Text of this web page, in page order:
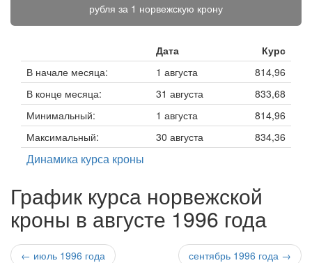
рубля за 1 норвежскую крону
Дата
Курс
В начале месяца:
1 августа
814,96
В конце месяца:
31 августа
833,68
Минимальный:
1 августа
814,96
Максимальный:
30 августа 834,36
Динамика курса кроны
График курса норвежской
кроны в августе 1996 года
← июль 1996 года сентябрь 1996 года →